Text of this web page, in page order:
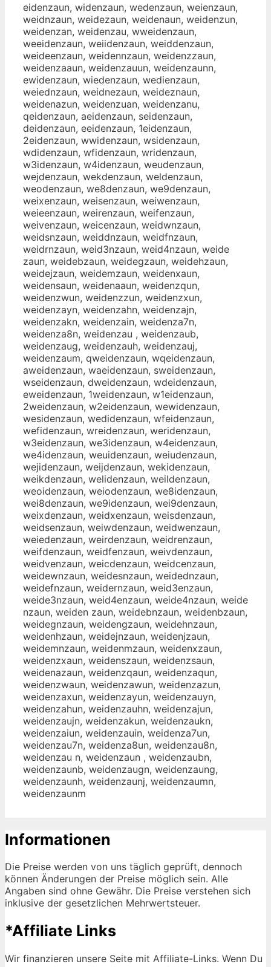
eidenzaun, widenzaun, wedenzaun, weienzaun,
weidnzaun, weidezaun, weidenaun, weidenzun,
weidenzan, weidenzau, wweidenzaun,
weeidenzaun, weiidenzaun, weiddenzaun,
weideenzaun, weidennzaun, weidenzzaun,
weidenzaaun, weidenzauun, weidenzaunn,
ewidenzaun, wiedenzaun, wedienzaun,
weiednzaun, weidnezaun, weideznaun,
weidenazun, weidenzuan, weidenzanu,
qeidenzaun, aeidenzaun, seidenzaun,
deidenzaun, eeidenzaun, 1eidenzaun,
2eidenzaun, wwidenzaun, wsidenzaun,
wdidenzaun, wfidenzaun, wridenzaun,
w3idenzaun, w4idenzaun, weudenzaun,
wejdenzaun, wekdenzaun, weldenzaun,
weodenzaun, we8denzaun, we9denzaun,
weixenzaun, weisenzaun, weiwenzaun,
weieenzaun, weirenzaun, weifenzaun,
weivenzaun, weicenzaun, weidwnzaun,
weidsnzaun, weiddnzaun, weidfnzaun,
weidrnzaun, weid3nzaun, weid4nzaun, weide
zaun, weidebzaun, weidegzaun, weidehzaun,
weidejzaun, weidemzaun, weidenxaun,
weidensaun, weidenaaun, weidenzqun,
weidenzwun, weidenzzun, weidenzxun,
weidenzayn, weidenzahn, weidenzajn,
weidenzakn, weidenzain, weidenza7n,
weidenza8n, weidenzau , weidenzaub,
weidenzaug, weidenzauh, weidenzauj,
weidenzaum, qweidenzaun, wqeidenzaun,
aweidenzaun, waeidenzaun, sweidenzaun,
wseidenzaun, dweidenzaun, wdeidenzaun,
eweidenzaun, 1weidenzaun, w1eidenzaun,
2weidenzaun, w2eidenzaun, wewidenzaun,
wesidenzaun, wedidenzaun, wfeidenzaun,
wefidenzaun, wreidenzaun, weridenzaun,
w3eidenzaun, we3idenzaun, w4eidenzaun,
we4idenzaun, weuidenzaun, weiudenzaun,
wejidenzaun, weijdenzaun, wekidenzaun,
weikdenzaun, welidenzaun, weildenzaun,
weoidenzaun, weiodenzaun, we8idenzaun,
wei8denzaun, we9idenzaun, wei9denzaun,
weixdenzaun, weidxenzaun, weisdenzaun,
weidsenzaun, weiwdenzaun, weidwenzaun,
weiedenzaun, weirdenzaun, weidrenzaun,
weifdenzaun, weidfenzaun, weivdenzaun,
weidvenzaun, weicdenzaun, weidcenzaun,
weidewnzaun, weidesnzaun, weidednzaun,
weidefnzaun, weidernzaun, weid3enzaun,
weide3nzaun, weid4enzaun, weide4nzaun, weide
nzaun, weiden zaun, weidebnzaun, weidenbzaun,
weidegnzaun, weidengzaun, weidehnzaun,
weidenhzaun, weidejnzaun, weidenjzaun,
weidemnzaun, weidenmzaun, weidenxzaun,
weidenzxaun, weidenszaun, weidenzsaun,
weidenazaun, weidenzqaun, weidenzaqun,
weidenzwaun, weidenzawun, weidenzazun,
weidenzaxun, weidenzayun, weidenzauyn,
weidenzahun, weidenzauhn, weidenzajun,
weidenzaujn, weidenzakun, weidenzaukn,
weidenzaiun, weidenzauin, weidenza7un,
weidenzau7n, weidenza8un, weidenzau8n,
weidenzau n, weidenzaun , weidenzaubn,
weidenzaunb, weidenzaugn, weidenzaung,
weidenzaunh, weidenzaunj, weidenzaumn,
weidenzaunm
Informationen
Die Preise werden von uns täglich geprüft, dennoch
können Änderungen der Preise möglich sein. Alle
Angaben sind ohne Gewähr. Die Preise verstehen sich
inklusive der gesetzlichen Mehrwertsteuer.
*Affiliate Links
Wir finanzieren unsere Seite mit Affiliate-Links. Wenn Du